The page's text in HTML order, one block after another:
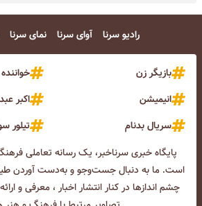
رادیو سرنا آوای سرنا نمای سرنا
بازیگر زن
خواننده
انیمیشن
اکبر
سریال بدنام
تیلور
پایگاه خبری سرناخبر، یک رسانه تعاملی
است. ما به دنبال جست‌و‌جو و به‌دست آوردن
چشم انداز‌ها در کنار انتشار اخبار ، معرفی و